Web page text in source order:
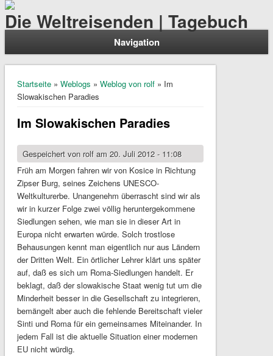
Die Weltreisenden | Tagebuch
Navigation
Sie sind hier
Startseite» Weblogs » Weblog von rolf» Im
Slowakischen Paradies
Im Slowakischen Paradies
Gespeichert von rolfam 20. Juli 2012 - 11:08
Früh am Morgen fahren wir von Kosice in Richtung
Zipser Burg, seines Zeichens UNESCO-
Weltkulturerbe. Unangenehm überrascht sind wir als
wir in kurzer Folge zwei völlig heruntergekommene
Siedlungen sehen, wie man sie in dieser Art in
Europa nicht erwarten würde. Solch trostlose
Behausungen kennt man eigentlich nur aus Ländern
der Dritten Welt. Ein örtlicher Lehrer klärt uns später
auf, daß es sich um Roma-Siedlungen handelt. Er
beklagt, daß der slowakische Staat wenig tut um die
Minderheit besser in die Gesellschaft zu integrieren,
bemängelt aber auch die fehlende Bereitschaft vieler
Sinti und Roma für ein gemeinsames Miteinander. In
jedem Fall ist die aktuelle Situation einer modernen
EU nicht würdig.